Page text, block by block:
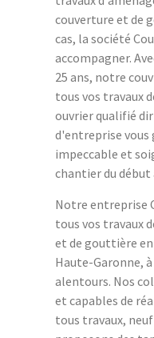
couverture et de
cas, la société
accompagner.
25 ans, notre
tous vos travaux
ouvrier qualifié
d'entreprise
impeccable et
chantier du début
Notre entreprise
tous vos travaux
et de gouttière
Haute-Garonne,
alentours. Nos
et capables de
tous travaux,